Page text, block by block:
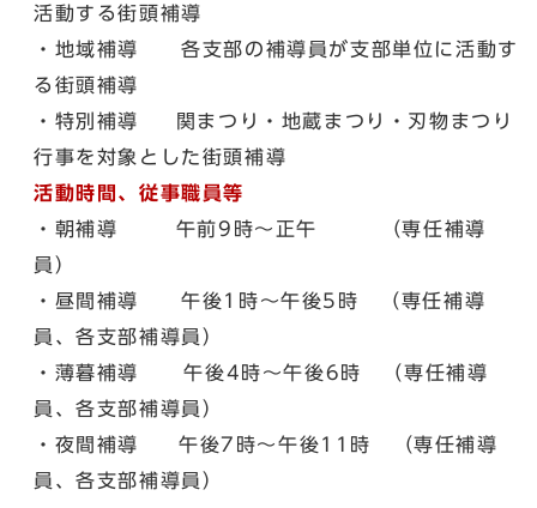
活動する街頭補導
・地域補導 各支部の補導員が支部単位に活動す
る街頭補導
・特別補導 関まつり・地蔵まつり・刃物まつり
行事を対象とした街頭補導
活動時間、従事職員等
・朝補導 午前9時～正午 （専任補導
員）
・昼間補導 午後1時～午後5時 （専任補導
員、各支部補導員）
・薄暮補導 午後4時～午後6時 （専任補導
員、各支部補導員）
・夜間補導 午後7時～午後11時 （専任補導
員、各支部補導員）